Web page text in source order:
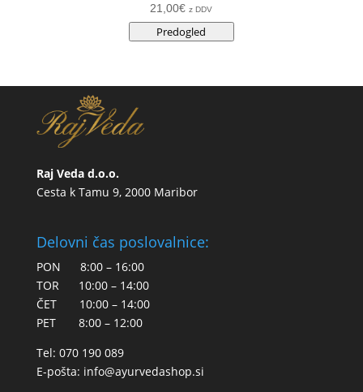
21,00€ z DDV
Predogled
Raj Veda d.o.o.
Cesta k Tamu 9, 2000 Maribor
Delovni čas poslovalnice:
PON 8:00 – 16:00
TOR 10:00 – 14:00
ČET 10:00 – 14:00
PET 8:00 – 12:00
Tel: 070 190 089
E-pošta: info@ayurvedashop.si